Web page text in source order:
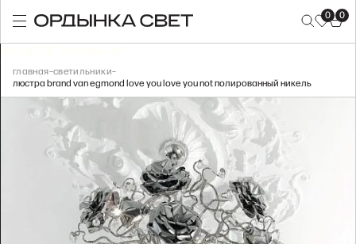
0 0
главная–светильники–
люстра brand van egmond love you love you not полированный никель